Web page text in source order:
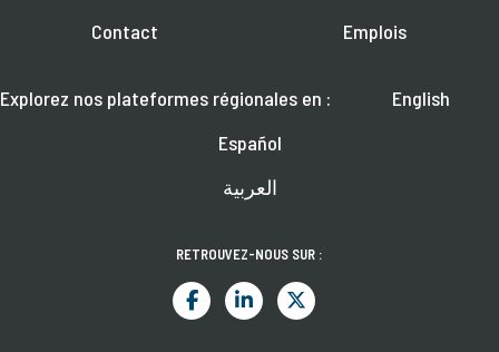
Contact
Emplois
Explorez nos plateformes régionales en :
English
Español
العربية
RETROUVEZ-NOUS SUR :